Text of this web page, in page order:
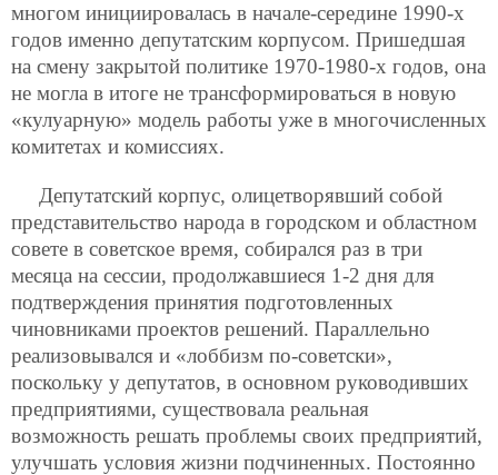
многом инициировалась в начале-середине 1990-х
годов именно депутатским корпусом. Пришедшая
на смену закрытой политике 1970-1980-х годов, она
не могла в итоге не трансформироваться в новую
«кулуарную» модель работы уже в многочисленных
комитетах и комиссиях.
Депутатский корпус, олицетворявший собой
представительство народа в городском и областном
совете в советское время, собирался раз в три
месяца на сессии, продолжавшиеся 1-2 дня для
подтверждения принятия подготовленных
чиновниками проектов решений. Параллельно
реализовывался и «лоббизм по-советски»,
поскольку у депутатов, в основном руководивших
предприятиями, существовала реальная
возможность решать проблемы своих предприятий,
улучшать условия жизни подчиненных. Постоянно